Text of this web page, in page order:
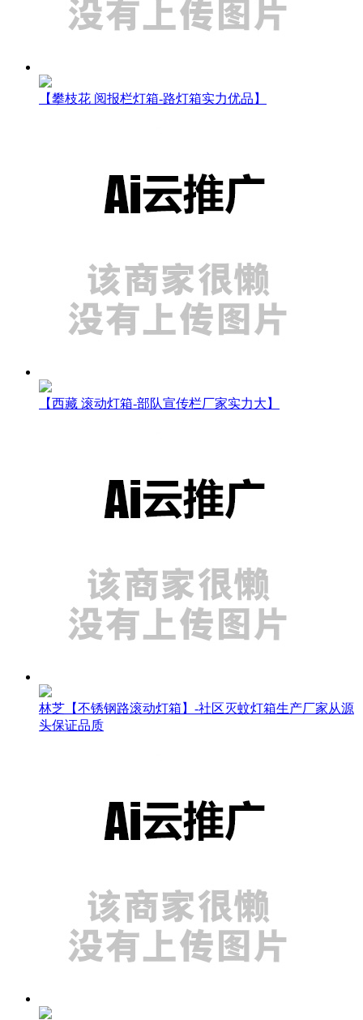
【攀枝花 阅报栏灯箱-路灯箱实力优品】
【西藏 滚动灯箱-部队宣传栏厂家实力大】
林芝【不锈钢路滚动灯箱】-社区灭蚊灯箱生产厂家从源
头保证品质